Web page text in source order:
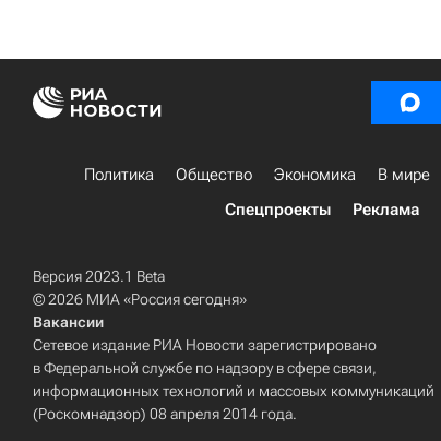
Политика Общество Экономика В мире
Спецпроекты
Реклама
Версия 2023.1 Beta
© 2026 МИА «Россия сегодня»
Вакансии
Сетевое издание РИА Новости зарегистрировано
в Федеральной службе по надзору в сфере связи,
информационных технологий и массовых коммуникаций
(Роскомнадзор) 08 апреля 2014 года.